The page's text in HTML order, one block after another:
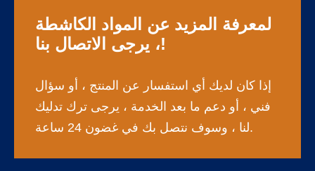
لمعرفة المزيد عن المواد الكاشطة
، يرجى الاتصال بنا!
إذا كان لديك أي استفسار عن المنتج ، أو سؤال
فني ، أو دعم ما بعد الخدمة ، يرجى ترك تدليك
لنا ، وسوف نتصل بك في غضون 24 ساعة.